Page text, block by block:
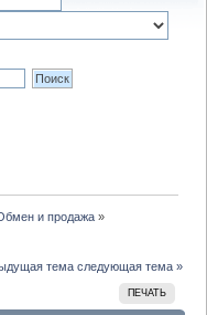
и продажа»
тема следующая тема »
ПЕЧАТЬ